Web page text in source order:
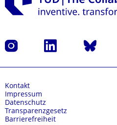
Instagram LinkedIn Bluesky
Kontakt
Impressum
Datenschutz
Transparenzgesetz
Barrierefreiheit